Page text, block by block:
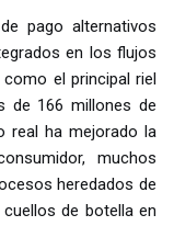
pago alternativos
en los flujos
el principal riel
de 166 millones de
real ha mejorado la
muchos
heredados de
de botella en